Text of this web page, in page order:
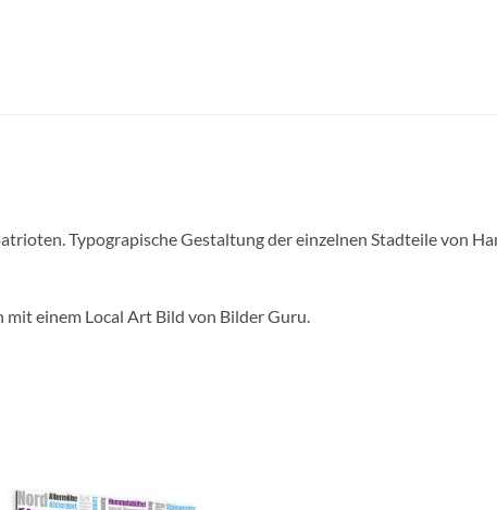
Typograpische Gestaltung der einzelnen Stadteile von
einem Local Art Bild von Bilder Guru.